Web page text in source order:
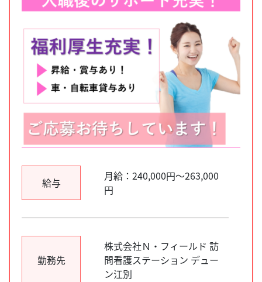
給与
月給：240,000円～263,000
円
勤務先
株式会社Ｎ・フィールド 訪
問看護ステーション デュー
ン江別